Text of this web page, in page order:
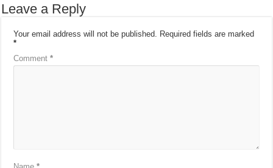
Leave a Reply
Your email address will not be published.
Required fields are marked
*
Comment*